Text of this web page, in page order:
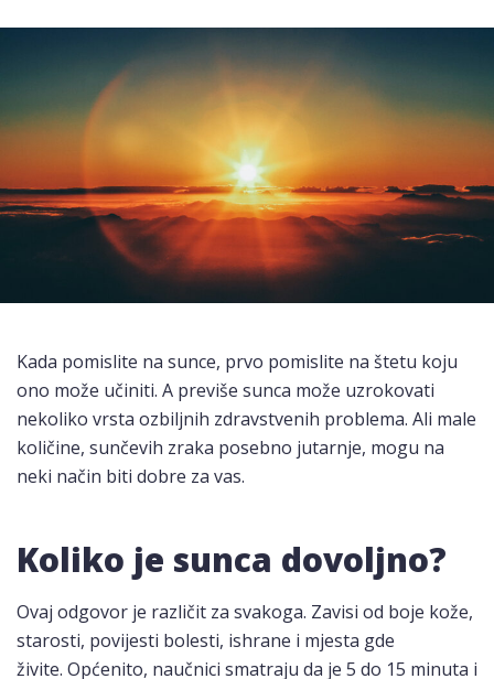
Kada pomislite na sunce, prvo pomislite na štetu koju
ono može učiniti. A previše sunca može uzrokovati
nekoliko vrsta ozbiljnih zdravstvenih problema. Ali male
količine, sunčevih zraka posebno jutarnje, mogu na
neki način biti dobre za vas.
Koliko je sunca dovoljno?
Ovaj odgovor je različit za svakoga. Zavisi od boje kože,
starosti, povijesti bolesti, ishrane i mjesta gde
živite. Općenito, naučnici smatraju da je 5 do 15 minuta i